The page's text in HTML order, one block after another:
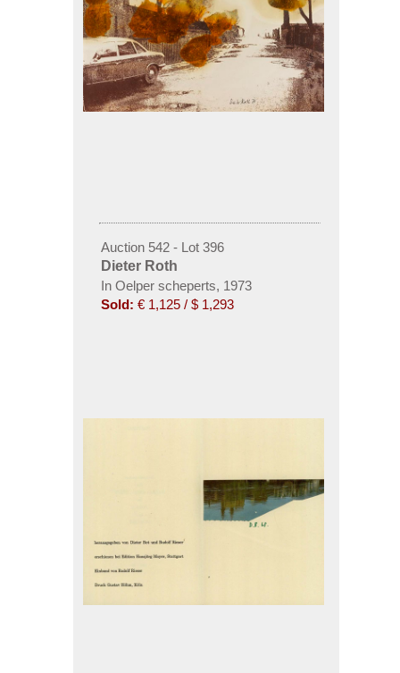
Auction 542 - Lot 396
Dieter Roth
In Oelper scheperts, 1973
Sold: € 1,125 / $ 1,293